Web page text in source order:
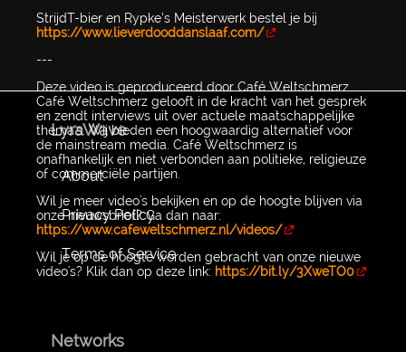
StrijdT-bier en Rypke’s Meisterwerk bestel je bij
https://www.lieverdooddanslaaf.com/
---
Deze video is geproduceerd door Café Weltschmerz.
Café Weltschmerz gelooft in de kracht van het gesprek
en zendt interviews uit over actuele maatschappelijke
thema's. Wij bieden een hoogwaardig alternatief voor
de mainstream media. Café Weltschmerz is
onafhankelijk en niet verbonden aan politieke, religieuze
of commerciële partijen.
Wil je meer video's bekijken en op de hoogte blijven via
onze nieuwsbrief? Ga dan naar:
https://www.cafeweltschmerz.nl/videos/
Wil je op de hoogte worden gebracht van onze nieuwe
video's? Klik dan op deze link: https://bit.ly/3XweTO0
LyraWave
About
Privacy Policy
Terms of Service
Networks